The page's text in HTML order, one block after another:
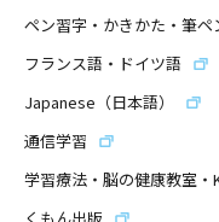
ペン習字・かきかた・筆ペ
フランス語・ドイツ語
Japanese（日本語）
通信学習
学習療法・脳の健康教室・